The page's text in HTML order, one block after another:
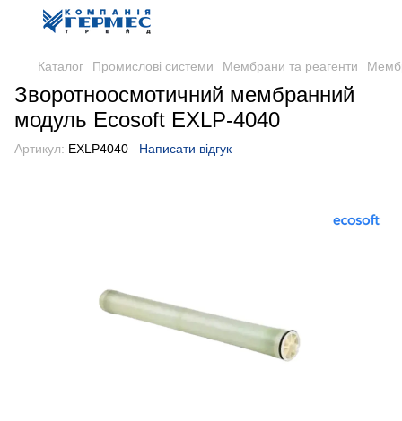
Каталог Промислові системи Мембрани та реагенти
Зворотноосмотичний мембранний
модуль Ecosoft EXLP-4040
Артикул: EXLP4040 Написати відгук